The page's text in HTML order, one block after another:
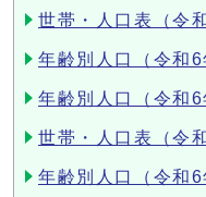
世帯・人口表（令
年齢別人口（令和
年齢別人口（令和6
世帯・人口表（令
年齢別人口（令和6